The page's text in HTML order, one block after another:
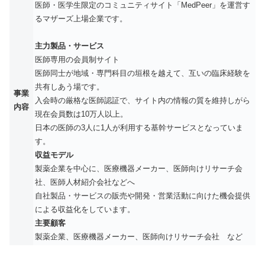
事業
内容
医師・医学生限定のコミュニティサイト「MedPeer」を運営す
るマザーズ上場企業です。
主力製品・サービス
医師専用の会員制サイト
医師同士が地域・専門科目の垣根を越えて、互いの臨床経験を
共有しあう場です。
入会時の厳格な医師認証で、サイト内の情報の質を維持しがら
現在会員数は10万人以上。
日本の医師の3人に1人が利用する基幹サービスとなっていま
す。
収益モデル
製薬企業を中心に、医療機器メーカー、医師向けリサーチ会
社、医師人材紹介会社などへ
自社製品・サービスの販売や開発・営業活動に向けた機会提供
による収益化をしています。
主要顧客
製薬企業、医療機器メーカー、医師向けリサーチ会社 など